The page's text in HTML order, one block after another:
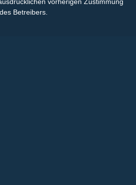
des Betreibers.